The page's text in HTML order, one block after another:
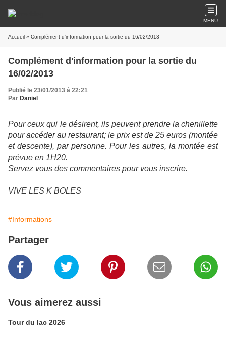
MENU
Accueil » Complément d'information pour la sortie du 16/02/2013
Complément d'information pour la sortie du
16/02/2013
Publié le 23/01/2013 à 22:21
Par Daniel
Pour ceux qui le désirent, ils peuvent prendre la chenillette
pour accéder au restaurant; le prix est de 25 euros (montée
et descente), par personne. Pour les autres, la montée est
prévue en 1H20.
Servez vous des commentaires pour vous inscrire.
VIVE LES K BOLES
#Informations
Partager
Vous aimerez aussi
Tour du lac 2026